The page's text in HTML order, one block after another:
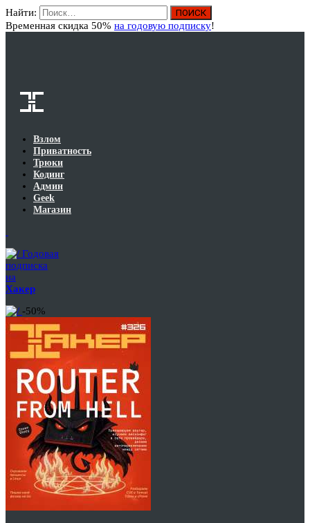
Найти:
Временная скидка 50% на годовую подписку!
Взлом
Приватность
Трюки
Кодинг
Админ
Geek
Магазин
Годовая
подписка
на
Хакер
-50%